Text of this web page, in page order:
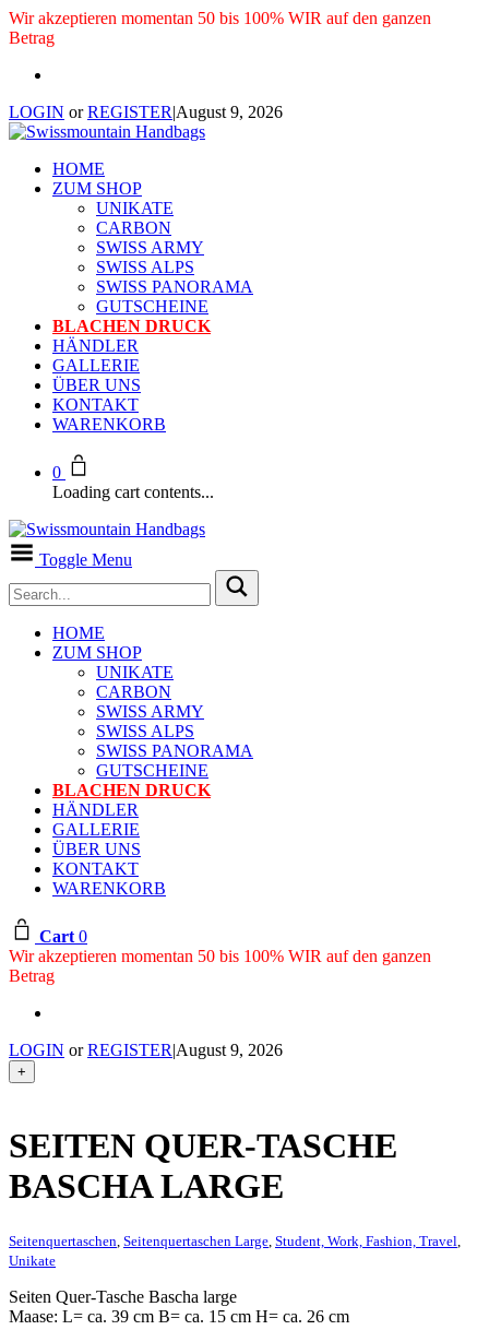
Wir akzeptieren momentan 50 bis 100% WIR auf den ganzen
Betrag
LOGIN orREGISTER|August 9, 2026
HOME
ZUM SHOP
UNIKATE
CARBON
SWISS ARMY
SWISS ALPS
SWISS PANORAMA
GUTSCHEINE
BLACHEN DRUCK
HÄNDLER
GALLERIE
ÜBER UNS
KONTAKT
WARENKORB
0
Loading cart contents...
Toggle Menu
HOME
ZUM SHOP
UNIKATE
CARBON
SWISS ARMY
SWISS ALPS
SWISS PANORAMA
GUTSCHEINE
BLACHEN DRUCK
HÄNDLER
GALLERIE
ÜBER UNS
KONTAKT
WARENKORB
Cart 0
Wir akzeptieren momentan 50 bis 100% WIR auf den ganzen
Betrag
LOGIN orREGISTER|August 9, 2026
+
SEITEN QUER-TASCHE
BASCHA LARGE
Seitenquertaschen Seitenquertaschen Large Student, Work, Fashion, Travel
Unikate
Seiten Quer-Tasche Bascha large
Maase: L= ca. 39 cm B= ca. 15 cm H= ca. 26 cm